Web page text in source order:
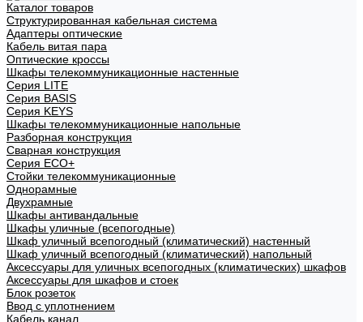
Каталог товаров
Структурированная кабельная система
Адаптеры оптические
Кабель витая пара
Оптические кроссы
Шкафы телекоммуникационные настенные
Cерия LITE
Cерия BASIS
Cерия KEYS
Шкафы телекоммуникационные напольные
Разборная конструкция
Сварная конструкция
Серия ECO+
Стойки телекоммуникационные
Однорамные
Двухрамные
Шкафы антивандальные
Шкафы уличные (всепогодные)
Шкаф уличный всепогодный (климатический) настенный
Шкаф уличный всепогодный (климатический) напольный
Аксессуары для уличных всепогодных (климатических) шкафов
Аксессуары для шкафов и стоек
Блок розеток
Ввод с уплотнением
Кабель канал